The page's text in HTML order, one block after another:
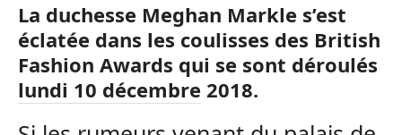
La duchesse Meghan Markle s’est
éclatée dans les coulisses des British
Fashion Awards qui se sont déroulés
lundi 10 décembre 2018.